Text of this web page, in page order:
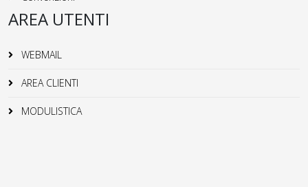
AREA UTENTI
WEBMAIL
AREA CLIENTI
MODULISTICA